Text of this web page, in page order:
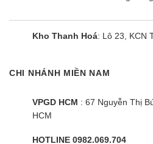
Kho Thanh Hoá: Lô 23, KCN
CHI NHÁNH MIỀN NAM
VPGD HCM : 67 Nguyễn Thị
HCM
HOTLINE 0982.069.704